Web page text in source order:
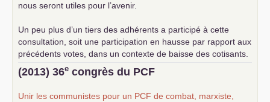
nous seront utiles pour l’avenir.
Un peu plus d’un tiers des adhérents a participé à cette
consultation, soit une participation en hausse par rapport aux
précédents votes, dans un contexte de baisse des cotisants.
... lire la suite
(2013) 36e congrès du PCF
Unir les communistes pour un PCF de combat, marxiste,